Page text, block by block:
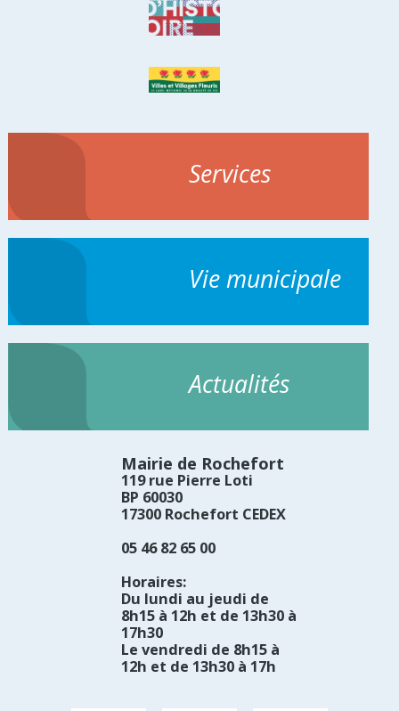
Services
Vie municipale
Actualités
Mairie de Rochefort
119 rue Pierre Loti
BP 60030
17300 Rochefort CEDEX
05 46 82 65 00
Horaires:
Du lundi au jeudi de
8h15 à 12h et de 13h30 à
17h30
Le vendredi de 8h15 à
12h et de 13h30 à 17h